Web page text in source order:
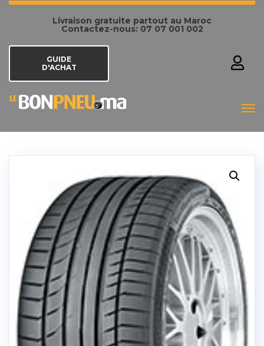
Livraison gratuite partout au Maroc
Contactez-nous: 07 07 001 002
GUIDE
D'ACHAT